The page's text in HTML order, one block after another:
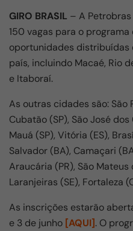
c
e
b
o
o
k
h
at
s
A
p
ail
el
e
gr
a
GIRO BRASIL – A Petrobras
150 vagas para o
oportunidades distribuídas
país, incluindo Macaé, Rio
e Itaboraí.
As outras cidades são: São
Cubatão (SP), São José dos
Mauá (SP), Vitória (ES),
Salvador (BA), Camaçari
Araucária (PR), São Mateus
Laranjeiras (SE), Fortaleza
As inscrições estarão
e 3 de junho [AQUI]. O